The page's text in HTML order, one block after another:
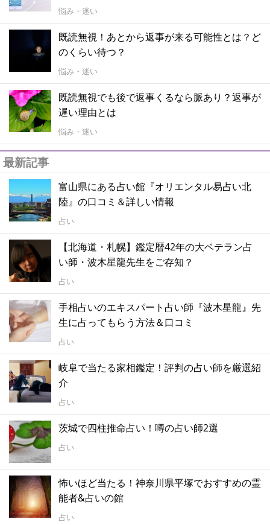
悩み・迷い
既読無視！あとから返事が来る可能性とは？ど
のくらい待つ？
悩み・迷い
既読無視でも後で返事くるなら脈あり？返事が
遅い理由とは
悩み・迷い
最新記事
富山県にある占い館『オリエンタル易占い北
陸』の口コミ＆詳しい情報
占い
【北海道・札幌】鑑定暦42年の大ベテラン占
い師・波木星龍先生をご存知？
占い
手相占いのエキスパート占い師『波木星龍』先
生に占ってもらう方法＆口コミ
占い
岐阜で当たる家相鑑定！評判の占い師を厳選紹
介
占い
茨城で四柱推命占い！噂の占い師2選
占い
怖いほど当たる！神奈川県平塚でおすすめの霊
能者&占いの館
占い